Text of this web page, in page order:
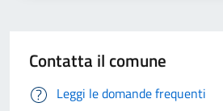
Contatta il comune
Leggi le domande frequenti